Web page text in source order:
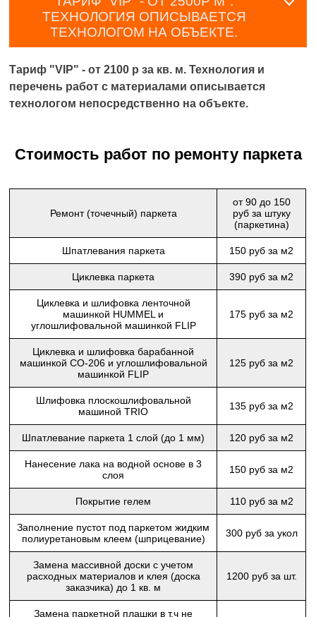
ТЕХНОЛОГИЯ ОПИСЫВАЕТСЯ
ТЕХНОЛОГОМ НА ОБЪЕКТЕ.
Тариф "VIP" - от 2100 р за кв. м. Технология и
перечень работ с материалами описывается
технологом непосредственно на объекте.
Стоимость работ по ремонту паркета
Ремонт (точечный) паркета
от 90 до 150
руб за штуку
(паркетина)
Шпатлевания паркета 150 руб за м2
Циклевка паркета 390 руб за м2
Циклевка и шлифовка ленточной
машинкой HUMMEL и
углошлифовальной машинкой FLIP
175 руб за м2
Циклевка и шлифовка барабанной
машинкой СО-206 и углошлифовальной
машинкой FLIP
125 руб за м2
Шлифовка плоскошлифовальной
машиной TRIO
135 руб за м2
Шпатлевание паркета 1 слой (до 1 мм) 120 руб за м2
Нанесение лака на водной основе в 3
слоя
150 руб за м2
Покрытие гелем 110 руб за м2
Заполнение пустот под паркетом жидким
полиуретановым клеем (шприцевание)
300 руб за укол
Замена массивной доски с учетом
расходных материалов и клея (доска
заказчика) до 1 кв. м
1200 руб за шт.
Замена паркетной плашки в т.ч не